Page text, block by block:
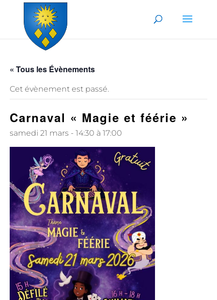
Skip to content
« Tous les Évènements
Cet évènement est passé.
Carnaval « Magie et féérie »
samedi 21 mars - 14:30 à 17:00